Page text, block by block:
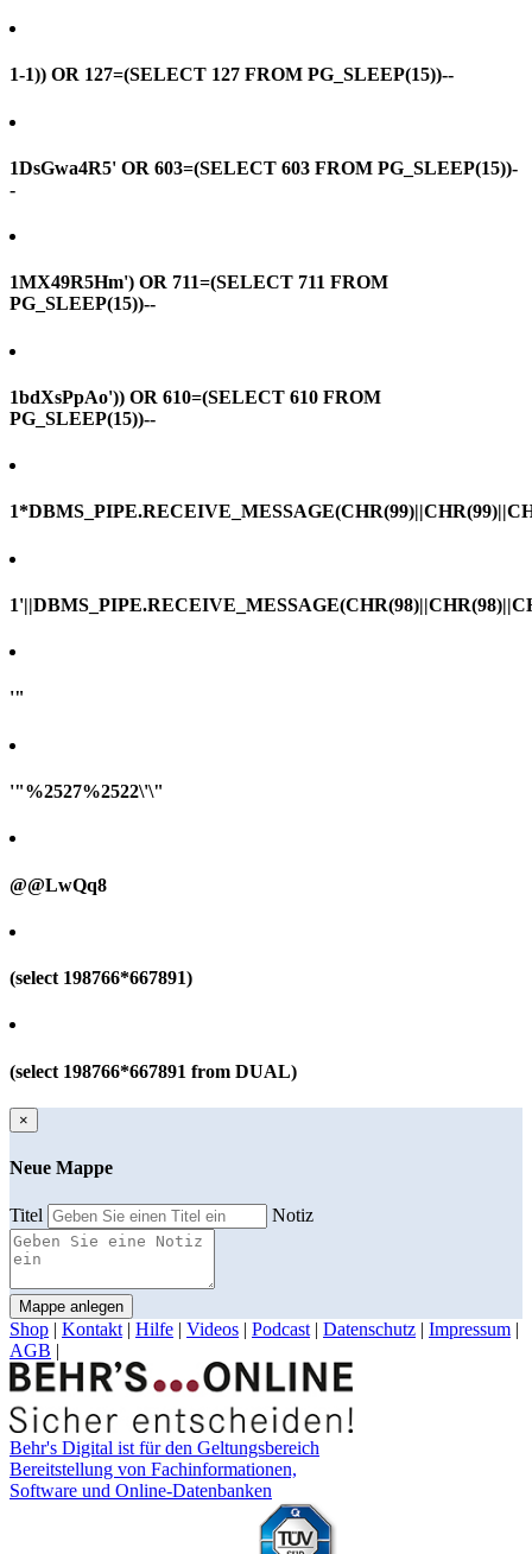
1-1)) OR 127=(SELECT 127 FROM PG_SLEEP(15))--
1DsGwa4R5' OR 603=(SELECT 603 FROM PG_SLEEP(15))-
-
1MX49R5Hm') OR 711=(SELECT 711 FROM
PG_SLEEP(15))--
1bdXsPpAo')) OR 610=(SELECT 610 FROM
PG_SLEEP(15))--
'"
'"%2527%2522\'\"
@@LwQq8
(select 198766*667891)
(select 198766*667891 from DUAL)
×
Neue Mappe
Titel Notiz
Mappe anlegen
Shop | Kontakt | Hilfe | Videos | Podcast | Datenschutz | Impressum |
AGB |
Behr's Digital ist für den Geltungsbereich
Bereitstellung von Fachinformationen,
Software und Online-Datenbanken